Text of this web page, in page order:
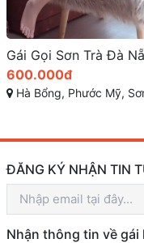
600.000đ
Hà Bổng, Phước Mỹ, Sơn Trà, Đà
ĐĂNG KÝ NHẬN TIN
Nhận thông tin về gái